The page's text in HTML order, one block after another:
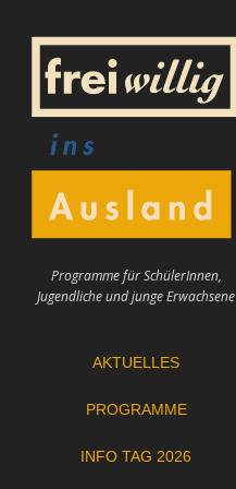
Programme für SchülerInnen,
Jugendliche und junge Erwachsene
AKTUELLES
PROGRAMME
INFO TAG 2026